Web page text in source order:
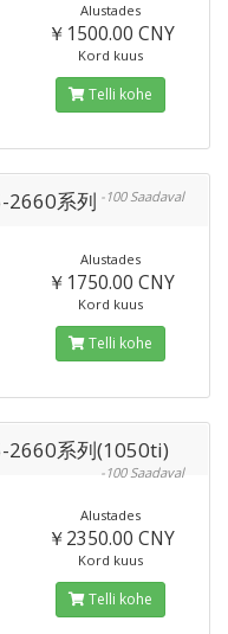
Alustades
￥1500.00 CNY
Kord kuus
Telli kohe
2660系列 -100 Saadaval
Alustades
￥1750.00 CNY
Kord kuus
Telli kohe
2660系列(1050ti)
-100 Saadaval
Alustades
￥2350.00 CNY
Kord kuus
Telli kohe